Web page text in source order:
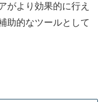
がより効果的に行え
助的なツールとして